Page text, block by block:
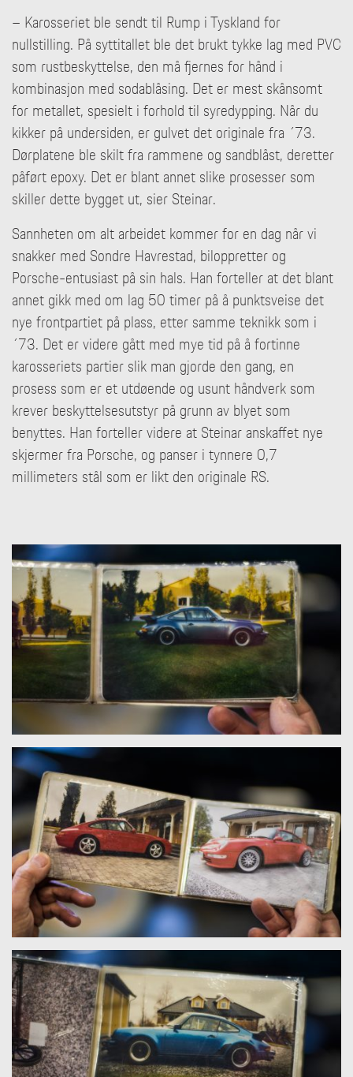
– Karosseriet ble sendt til Rump i Tyskland for
nullstilling. På syttitallet ble det brukt tykke lag med PVC
som rustbeskyttelse, den må fjernes for hånd i
kombinasjon med sodablåsing. Det er mest skånsomt
for metallet, spesielt i forhold til syredypping. Når du
kikker på undersiden, er gulvet det originale fra ´73.
Dørplatene ble skilt fra rammene og sandblåst, deretter
påført epoxy. Det er blant annet slike prosesser som
skiller dette bygget ut, sier Steinar.
Sannheten om alt arbeidet kommer for en dag når vi
snakker med Sondre Havrestad, biloppretter og
Porsche-entusiast på sin hals. Han forteller at det blant
annet gikk med om lag 50 timer på å punktsveise det
nye frontpartiet på plass, etter samme teknikk som i
´73. Det er videre gått med mye tid på å fortinne
karosseriets partier slik man gjorde den gang, en
prosess som er et utdøende og usunt håndverk som
krever beskyttelsesutstyr på grunn av blyet som
benyttes. Han forteller videre at Steinar anskaffet nye
skjermer fra Porsche, og panser i tynnere 0,7
millimeters stål som er likt den originale RS.